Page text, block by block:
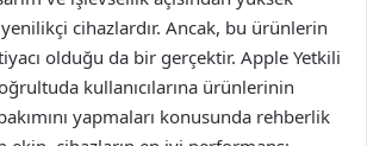
cihazlardır. Ancak, bu ürünlerin
olduğu da bir gerçektir. Apple Yetkili
kullanıcılarına ürünlerinin
yapmaları konusunda rehberlik